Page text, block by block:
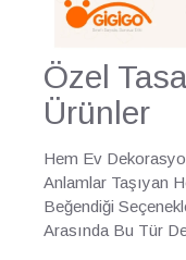
Özel
Ürünler
Hem Ev
Anlamlar Taşıyan
Beğendiği
Arasında Bu Tür